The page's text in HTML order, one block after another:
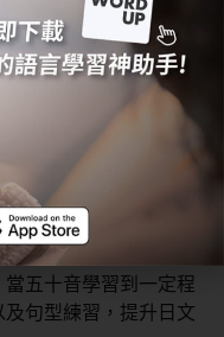
中、長期，再根據自
不同的自學計畫且得
音以及延伸出來的濁
音非常熟悉，能寫出
五十音學習到一定程
句型練習，提升日文